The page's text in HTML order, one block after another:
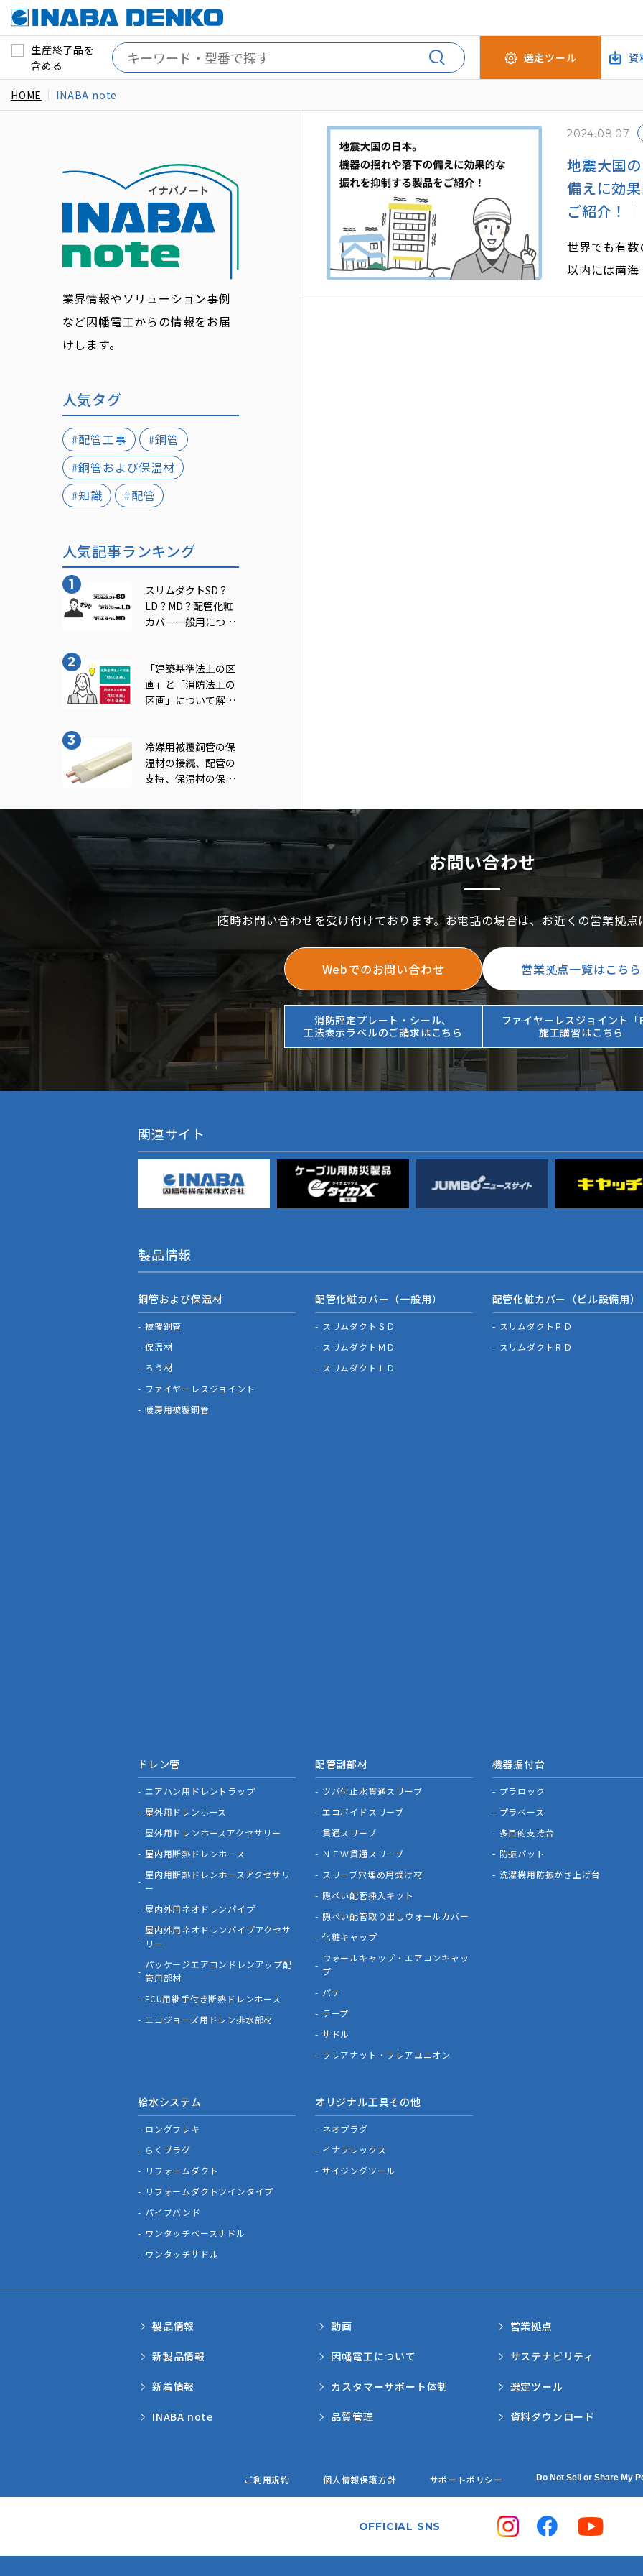
生産終了品を
含める
選定ツール 資
HOME INABA note
2024.08.07
地震大国
備えに効
ご紹介！
世界でも有
以内には南
て、大規模
業界情報やソリューション事例
など因幡電工からの情報をお届
けします。
人気タグ
#配管工事
#銅管
#銅管および保温材
#知識
#配管
人気記事ランキング
スリムダクトSD？
LD？MD？配管化粧
カバー一般用につい
「建築基準法上の区
画」と「消防法上の
区画」について解
冷媒用被覆銅管の保
温材の接続、配管の
支持、保温材の保護
の処理について知ろ
日本銅センター｢冷
ニュアル｣より転
載）｜INABA note
お問い合わせ
随時お問い合わせを受け付けております。お電話の場合は、お近くの営業拠
Webでのお問い合わせ 営業拠点一覧はこちら
消防評定プレート・シール、
工法表示ラベルのご請求はこちら
ファイヤーレスジョイント「
施工講習はこちら
関連サイト
製品情報
銅管および保温材
被覆銅管
保温材
ろう材
ファイヤーレスジョイント
暖房用被覆銅管
配管化粧カバー（一般用）
スリムダクトＳＤ
スリムダクトＭＤ
スリムダクトＬＤ
配管化粧カバー（ビル設備用）
スリムダクトＰＤ
スリムダクトＲＤ
ドレン管
エアハン用ドレントラップ
屋外用ドレンホース
屋外用ドレンホースアクセサリー
屋内用断熱ドレンホース
屋内用断熱ドレンホースアクセサリ
ー
屋内外用ネオドレンパイプ
屋内外用ネオドレンパイプアクセサ
リー
パッケージエアコンドレンアップ配
管用部材
FCU用継手付き断熱ドレンホース
エコジョーズ用ドレン排水部材
配管副部材
ツバ付止水貫通スリーブ
エコボイドスリーブ
貫通スリーブ
ＮＥＷ貫通スリーブ
スリーブ穴埋め用受け材
隠ぺい配管挿入キット
隠ぺい配管取り出しウォールカバー
化粧キャップ
ウォールキャップ・エアコンキャッ
プ
パテ
テープ
サドル
フレアナット・フレアユニオン
機器据付台
プラロック
プラベース
多目的支持台
防振パット
洗濯機用防振かさ上げ台
給水システム
ロングフレキ
らくプラグ
リフォームダクト
リフォームダクトツインタイプ
パイプバンド
ワンタッチベースサドル
ワンタッチサドル
オリジナル工具その他
ネオプラグ
イナフレックス
サイジングツール
製品情報
新製品情報
新着情報
INABA note
動画
因幡電工について
カスタマーサポート体制
品質管理
営業拠点
サステナビリティ
選定ツール
資料ダウンロード
ご利用規約 個人情報保護方針 サポートポリシー Do Not Sell or Share My
OFFICIAL SNS